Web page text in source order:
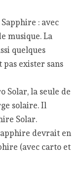
: avec
musique. La
quelques
exister sans
Solar, la seule de
solaire. Il
Solar.
devrait en
(avec carto et